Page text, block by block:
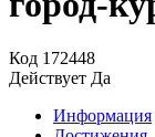
Код 172448
Действует Да
Информация